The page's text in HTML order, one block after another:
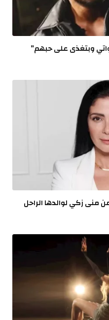
وبتغذى على حبهم”
منى زكي لوالدها الراحل